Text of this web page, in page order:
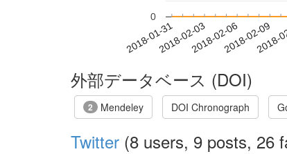
2018-01-312018-02-032018-02-062018-02-09
2018-
0
外部データベース (DOI)
2 Mendeley DOI Chronograph
Twitter (8 users, 9 posts, 26